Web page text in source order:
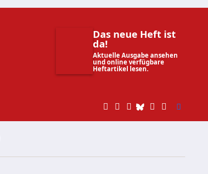
Das neue Heft ist
da!
Aktuelle Ausgabe ansehen
und online verfügbare
Heftartikel lesen.